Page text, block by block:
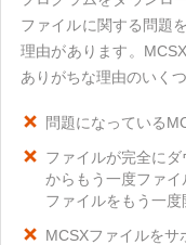
ファイルに関する問題
理由があります。
ありがちな理由のいく
問題になっている
ファイルが完全に
からもう一度ファ
ファイルをもう一度
MCSXファイルをサ